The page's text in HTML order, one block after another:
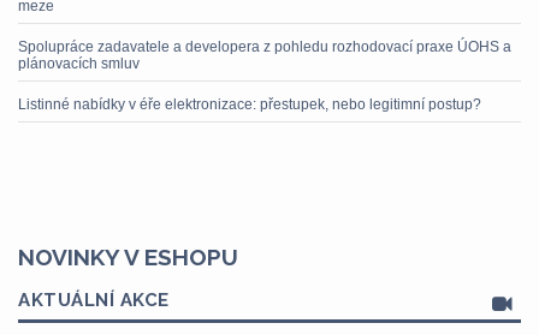
meze
Spolupráce zadavatele a developera z pohledu rozhodovací praxe ÚOHS a
plánovacích smluv
Listinné nabídky v éře elektronizace: přestupek, nebo legitimní postup?
NOVINKY V ESHOPU
AKTUÁLNÍ AKCE